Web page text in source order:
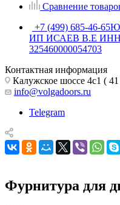
Сравнение
+7 (499) 685-46-65
ИП ИСАЕВ В.Е ИНН:
325460000054703
Контактная информация
Калужское шоссе 4с1 (
info@volgadoors.ru
Telegram
Фурнитура для